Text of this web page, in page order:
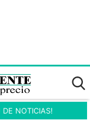
DE NOTICIAS!